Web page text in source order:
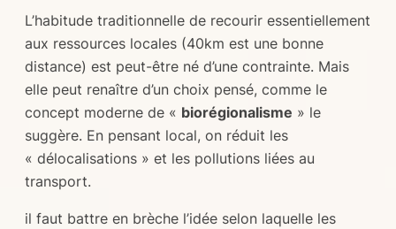
L’habitude traditionnelle de recourir essentiellement
aux ressources locales (40km est une bonne
distance) est peut-être né d’une contrainte. Mais
elle peut renaître d’un choix pensé, comme le
concept moderne de « biorégionalisme » le
suggère. En pensant local, on réduit les
« délocalisations » et les pollutions liées au
transport.
il faut battre en brèche l’idée selon laquelle les